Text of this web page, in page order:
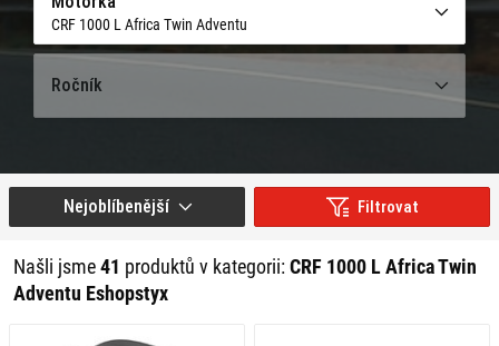
CRF 1000 L Africa Twin Adventu
Ročník
Filtrovat
Našli jsme41 produktů v kategorii:CRF 1000 L Africa Twin
Adventu Eshopstyx
Nejoblíbenější